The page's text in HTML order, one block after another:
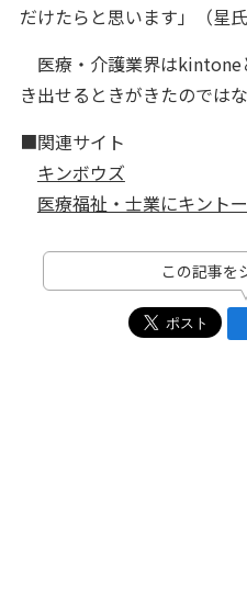
だけたらと思います」（星氏
医療・介護業界はkintone
き出せるときがきたのでは
■関連サイト
キンボウズ
医療福祉・士業にキント
この記事を